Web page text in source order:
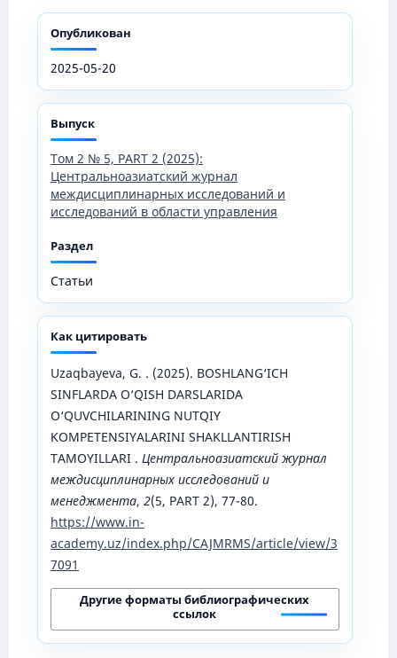
Опубликован
2025-05-20
Выпуск
Том 2 № 5, PART 2 (2025):
Центральноазиатский журнал
междисциплинарных исследований и
исследований в области управления
Раздел
Статьи
Как цитировать
Uzaqbayeva, G. . (2025). BOSHLANG‘ICH
SINFLARDA O‘QISH DARSLARIDA
O‘QUVCHILARINING NUTQIY
KOMPETENSIYALARINI SHAKLLANTIRISH
TAMOYILLARI . Центральноазиатский журнал
междисциплинарных исследований и
менеджмента, 2(5, PART 2), 77-80.
https://www.in-
academy.uz/index.php/CAJMRMS/article/view/3
7091
Другие форматы библиографических
ссылок